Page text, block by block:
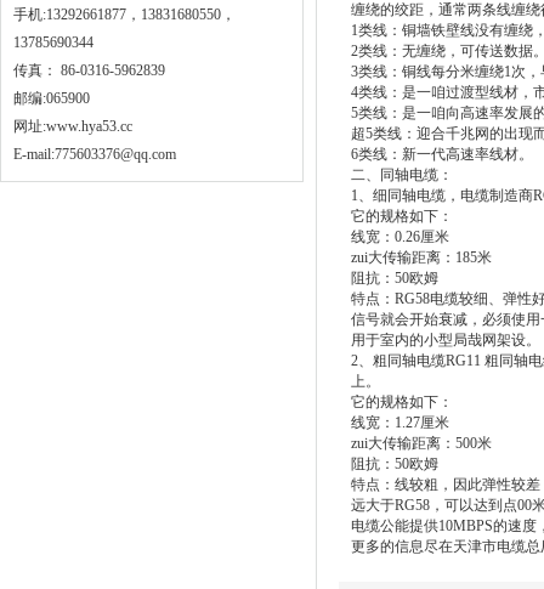
手机:13292661877，13831680550，
13785690344
传真： 86-0316-5962839
邮编:065900
网址:www.hya53.cc
E-mail:775603376@qq.com
缠绕的绞距，通常两条线缠
1类线：铜墙铁壁线没有缠绕
2类线：无缠绕，可传送数据
3类线：铜线每分米缠绕1次
4类线：是一咱过渡型线材，
5类线：是一咱向高速率发展
超5类线：迎合千兆网的出现
6类线：新一代高速率线材。
二、同轴电缆：
1、细同轴电缆，电缆制造商
它的规格如下：
线宽：0.26厘米
zui大传输距离：185米
阻抗：50欧姆
特点：RG58电缆较细、弹性
信号就会开始衰减，必须使
用于室内的小型局哉网架设。
2、粗同轴电缆RG11 粗同轴
上。
它的规格如下：
线宽：1.27厘米
zui大传输距离：500米
阻抗：50欧姆
特点：线较粗，因此弹性较
远大于RG58，可以达到点00
电缆公能提供10MBPS的速
更多的信息尽在天津市电缆